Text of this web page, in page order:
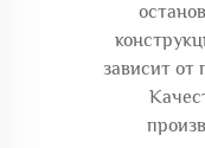
зависит от